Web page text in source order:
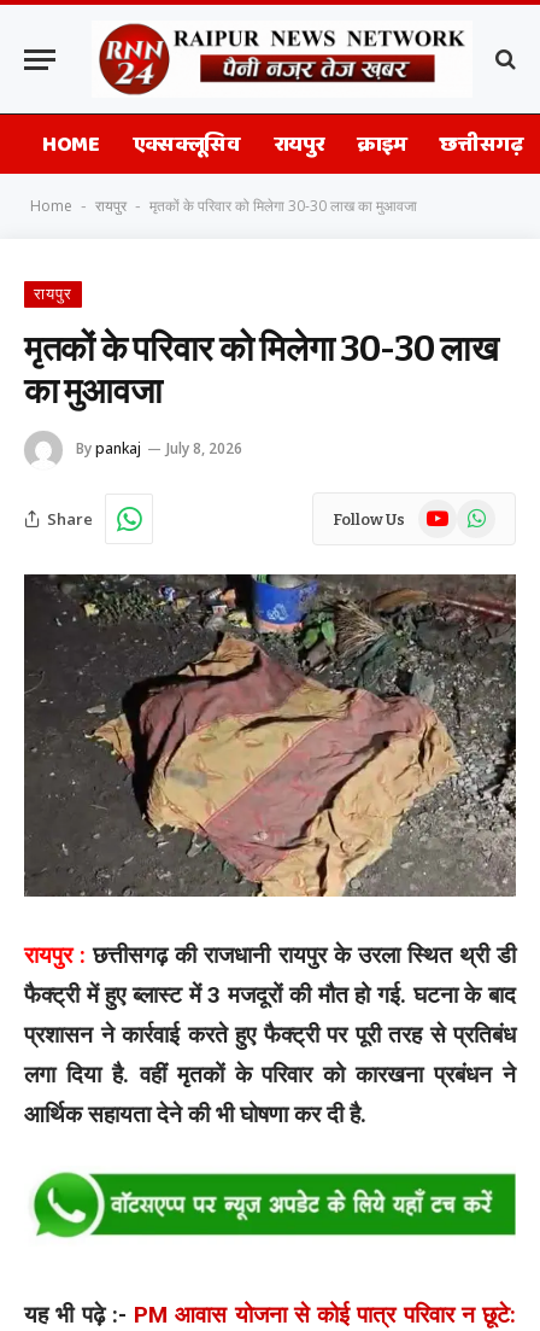
HOME एक्सक्लूसिव रायपुर क्राइम छत्तीसगढ़
Home - रायपुर - मृतकों के परिवार को मिलेगा 30-30 लाख का मुआवजा
रायपुर
मृतकों के परिवार को मिलेगा 30-30 लाख
का मुआवजा
Bypankaj July 8, 2026
Share Follow Us YouTubeWhatsApp
रायपुर : छत्तीसगढ़ की राजधानी रायपुर के उरला स्थित थ्री डी
फैक्ट्री में हुए ब्लास्ट में 3 मजदूरों की मौत हो गई. घटना के बाद
प्रशासन ने कार्रवाई करते हुए फैक्ट्री पर पूरी तरह से प्रतिबंध
लगा दिया है. वहीं मृतकों के परिवार को कारखना प्रबंधन ने
आर्थिक सहायता देने की भी घोषणा कर दी है.
यह भी पढ़े :- PM आवास योजना से कोई पात्र परिवार न छूटे: